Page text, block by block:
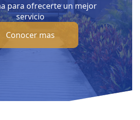
para ofrecerte un mejor
servicio
Conocer mas